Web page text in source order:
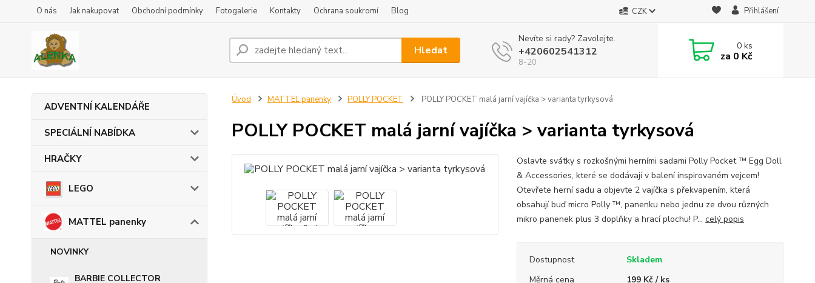
O nás Jak nakupovat Obchodní podmínky Fotogalerie Kontakty Ochrana soukromí Blog CZK Přihlášení
Hledat
Nevíte si rady? Zavolejte.
+420602541312
8-20
0ks
za 0 Kč
ADVENTNÍ KALENDÁŘE
SPECIÁLNÍ NABÍDKA
HRAČKY
LEGO
MATTEL panenky
NOVINKY
BARBIE COLLECTOR
Úvod MATTEL panenky POLLY POCKET POLLY POCKET malá jarní vajíčka > varianta tyrkysová
POLLY POCKET malá jarní vajíčka > varianta tyrkysová
Oslavte svátky s rozkošnými herními sadami Polly Pocket ™ Egg Doll
& Accessories, které se dodávají v balení inspirovaném vejcem!
Otevřete herní sadu a objevte 2 vajíčka s překvapením, která
obsahují buď micro Polly ™, panenku nebo jednu ze dvou různých
mikro panenek plus 3 doplňky a hrací plochu! P... celý popis
Dostupnost
Skladem
Měrná cena
199 Kč / ks